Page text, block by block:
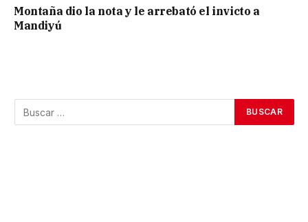
Montaña dio la nota y le arrebató el invicto a
Mandiyú